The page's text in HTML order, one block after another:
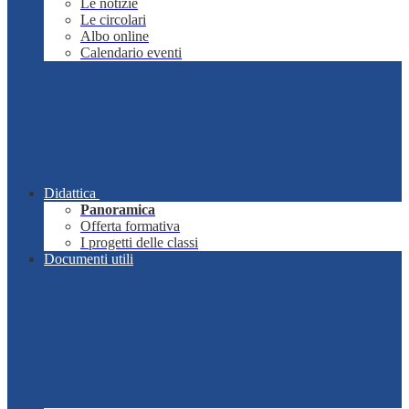
Le notizie
Le circolari
Albo online
Calendario eventi
Didattica
Panoramica
Offerta formativa
I progetti delle classi
Documenti utili